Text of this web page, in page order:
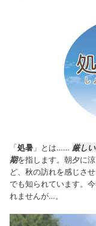
「処暑 」とは…… 厳し
期を指します。 朝夕に
ど、秋の訪れを感じさ
でも知られています。
れませんが…。